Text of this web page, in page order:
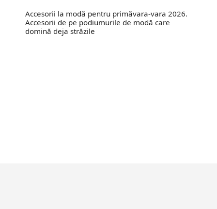
Accesorii la modă pentru primăvara-vara 2026.
Accesorii de pe podiumurile de modă care
domină deja străzile